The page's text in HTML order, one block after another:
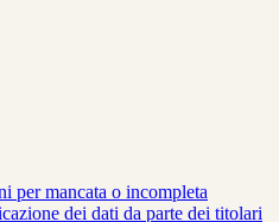
per mancata o incompleta
dei dati da parte dei titolari